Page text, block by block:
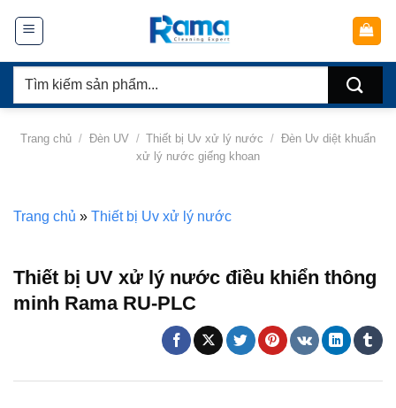
dung
Tìm
Trang chủ / Đèn UV / Thiết bị Uv xử lý nước / Đèn Uv diệt khuẩn
xử lý nước giếng khoan
Trang chủ » Thiết bị Uv xử lý nước
Thiết bị UV xử lý nước điều khiển thông
minh Rama RU-PLC